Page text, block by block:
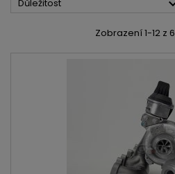
Důležitost
Zobrazení 1-12 z